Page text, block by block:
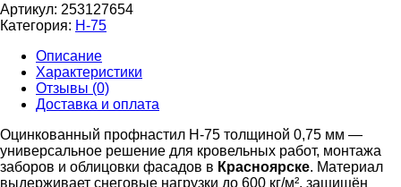
Артикул: 253127654
Категория: Н-75
Описание
Характеристики
Отзывы (0)
Доставка и оплата
Оцинкованный профнастил Н-75 толщиной 0,75 мм —
универсальное решение для кровельных работ, монтажа
заборов и облицовки фасадов в Красноярске. Материал
выдерживает снеговые нагрузки до 600 кг/м², защищён